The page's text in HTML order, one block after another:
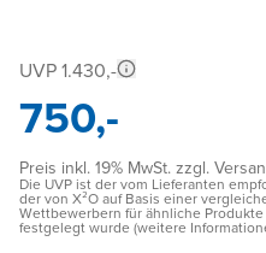
UVP 1.430,-
750,-
Preis inkl. 19% MwSt. zzgl.
Die UVP ist der vom Lieferanten
der von X²O auf Basis einer
Wettbewerbern für ähnliche
festgelegt wurde (weitere